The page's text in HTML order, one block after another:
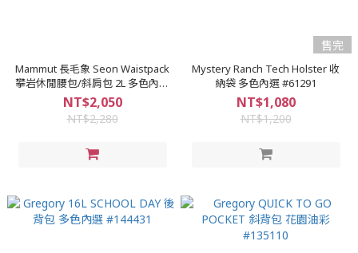
Mammut 長毛象 Seon Waistpack
攀岩休閒腰包/斜肩包 2L 多色內選
#2810-00111
NT$2,050
NT$2,280
售完
Mystery Ranch Tech Holster 收
納袋 多色內選 #61291
NT$1,080
NT$1,200